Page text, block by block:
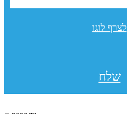
לצרף לוגו
שלח